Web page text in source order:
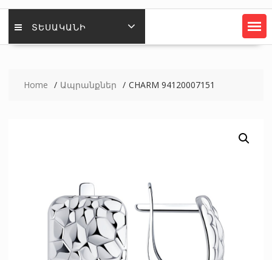
ՏԵՍԱԿԱՆԻ
Home Ապրանքներ CHARM 94120007151